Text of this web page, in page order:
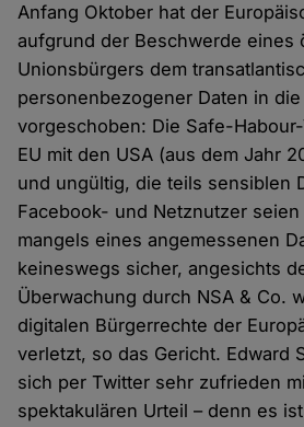
Anfang Oktober hat der
aufgrund der Beschwerde eines
Unionsbürgers dem
personenbezogener Daten in
vorgeschoben: Die Safe-
EU mit den USA (aus dem Jahr
und ungültig, die teils sensiblen
Facebook- und Netznutzer seien
mangels eines angemessenen
keineswegs sicher, angesichts
Überwachung durch NSA & Co.
digitalen Bürgerrechte der
verletzt, so das Gericht. Edward
sich per Twitter sehr zufrieden
spektakulären Urteil – denn es